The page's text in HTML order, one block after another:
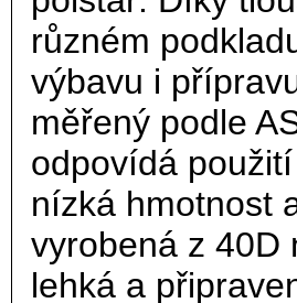
různém
výbavu i
měřený podle
odpovídá
nízká hmotnost
vyrobená z 40D
lehká a